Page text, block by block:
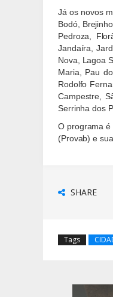
Já os novos
Bodó,
Pedroza,
Jandaíra,
Nova, Lagoa
Maria, Pau
Rodolfo
Campestre,
Serrinha dos
O programa é
(Provab) e
SHARE
Tags